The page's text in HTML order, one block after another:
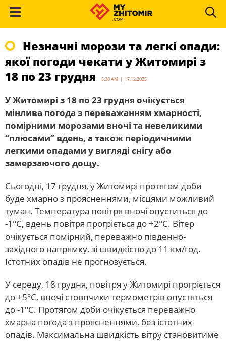
Незначні морози та легкі опади:
якої погоди чекати у Житомирі з
18 по 23 грудня
5:38 AM | 17.12.2025
У Житомирі з 18 по 23 грудня очікується
мінлива погода з переважанням хмарності,
помірними морозами вночі та невеликими
“плюсами” вдень, а також періодичними
легкими опадами у вигляді снігу або
замерзаючого дощу.
Сьогодні, 17 грудня, у Житомирі протягом доби
буде хмарно з проясненнями, місцями можливий
туман. Температура повітря вночі опуститься до
-1°С, вдень повітря прогріється до +2°С. Вітер
очікується помірний, переважно південно-
західного напрямку, зі швидкістю до 11 км/год.
Істотних опадів не прогнозується.
У середу, 18 грудня, повітря у Житомирі прогріється
до +5°С, вночі стовпчики термометрів опустяться
до -1°С. Протягом доби очікується переважно
хмарна погода з проясненнями, без істотних
опадів. Максимальна швидкість вітру становитиме